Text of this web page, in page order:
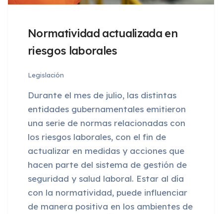
Normatividad actualizada en
riesgos laborales
Legislación
Durante el mes de julio, las distintas
entidades gubernamentales emitieron
una serie de normas relacionadas con
los riesgos laborales, con el fin de
actualizar en medidas y acciones que
hacen parte del sistema de gestión de
seguridad y salud laboral. Estar al día
con la normatividad, puede influenciar
de manera positiva en los ambientes de